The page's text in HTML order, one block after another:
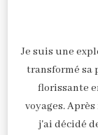
Je suis une
transformé sa
florissante
voyages.
j'ai décidé